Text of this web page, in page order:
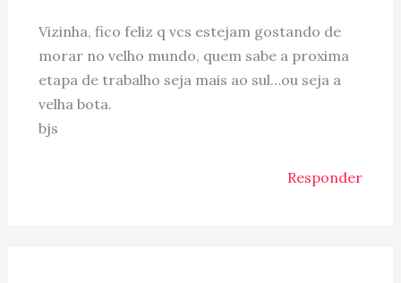
Vizinha, fico feliz q vcs estejam gostando de
morar no velho mundo, quem sabe a proxima
etapa de trabalho seja mais ao sul…ou seja a
velha bota.
bjs
Responder